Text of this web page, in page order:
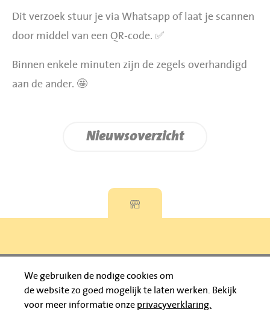
Dit verzoek stuur je via Whatsapp of laat je scannen
door middel van een QR-code. ✅
Binnen enkele minuten zijn de zegels overhandigd
aan de ander. 🤩
Nieuwsoverzicht
Privacyverklaring
© 2026 Jumbo Huibers
We gebruiken de nodige cookies om
de website zo goed mogelijk te laten werken.
Bekijk
voor meer informatie onze privacyverklaring.